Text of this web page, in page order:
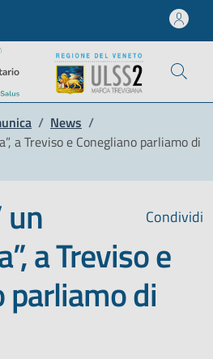
/ News /
a Treviso e Conegliano parliamo di
Condividi
un
a Treviso e
parliamo di